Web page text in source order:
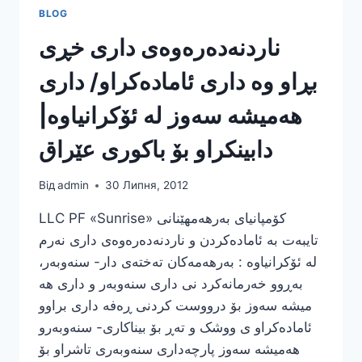
BLOG
ناردنەدەرەوەی داری خڕی
بڕاو وە داری ئامادەکراو/ داری
ھەمیشە سەوز لە ئۆکرانیاوە|
دابینکراو بۆ باکوری عێراق
Відadmin 30 Липня, 2012
LLC PF «Sunrise» کۆمپانیای بەرھەمھێنانی
تایبەت بە ئامادەکردن و ناردنەدەرەوەی داری نەرم
لە ئۆکرانیاوە : بەرھەمەکان تەختەی دار- سنەوبەر،
بەڕوو خەرمانەکرد نی داری سنەوبەر و داری ھە
میشە سەوز بۆ درووست کردنی ڕەفە داری براوو
ئامادەکراو ی ووشک و تەڕ بۆ بیناکاری- سنەوبەرو
ھەمیشە سەوز پارچەداری سنەوبەری تاشراو بۆ